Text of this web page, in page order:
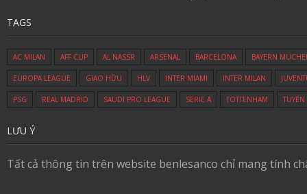
TAGS
AC MILAN AFF CUP AL NASSR ARSENAL BARCELONA BAYERN
EUROPA LEAGUE GIAO HỮU HLV INTER MIAMI INTER MILAN
PSG REAL MADRID SAUDI PRO LEAGUE SERIE A TOTTENHAM
LƯU Ý
Tất cả thông tin trên website benlesanco chỉ mang tính